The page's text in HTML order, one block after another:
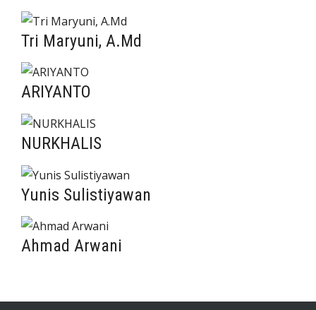
Tri Maryuni, A.Md
ARIYANTO
NURKHALIS
Yunis Sulistiyawan
Ahmad Arwani